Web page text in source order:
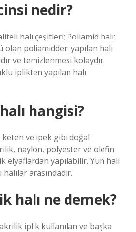
nedir?
halı çeşitleri; Poliamid halı:
poliamidden yapılan halı
ve temizlenmesi kolaydır.
iplikten yapılan halı
hangisi?
keten ve ipek gibi doğal
naylon, polyester ve olefin
elyaflardan yapılabilir. Yün halı
arasındadır.
halı ne demek?
iplik kullanılan ve başka